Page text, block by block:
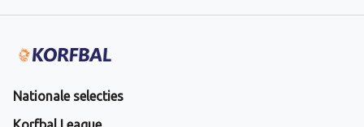
Nationale selecties